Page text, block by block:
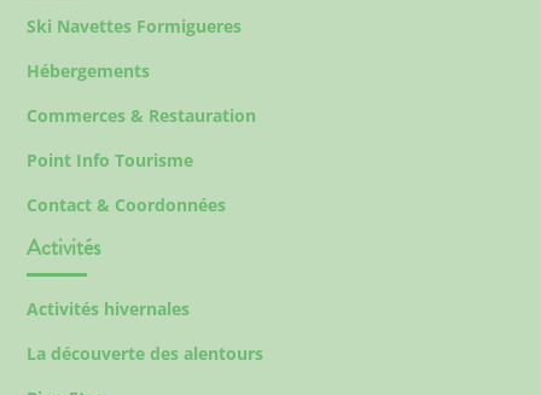
Ski Navettes Formigueres
Hébergements
Commerces & Restauration
Point Info Tourisme
Contact & Coordonnées
Activités
Activités hivernales
La découverte des alentours